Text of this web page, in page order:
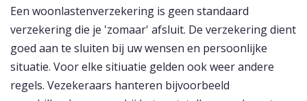
Een woonlastenverzekering is geen standaard
verzekering die je 'zomaar' afsluit. De verzekering dient
goed aan te sluiten bij uw wensen en persoonlijke
situatie. Voor elke sitiuatie gelden ook weer andere
regels. Vezekeraars hanteren bijvoorbeeld